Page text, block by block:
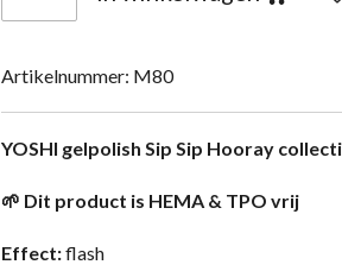
Artikelnummer: M80
YOSHI gelpolish Sip Sip Hooray
🌱 Dit product is HEMA & TPO vrij
Effect:flash